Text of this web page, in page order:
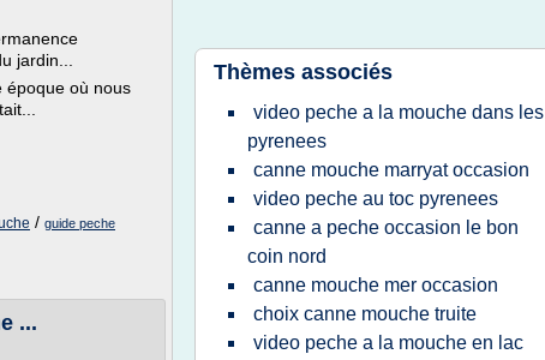
jardin...
époque où nous
/ guide peche
...
Thèmes associés
video peche a la mouche dans les
pyrenees
canne mouche marryat occasion
video peche au toc pyrenees
canne a peche occasion le bon
coin nord
canne mouche mer occasion
choix canne mouche truite
video peche a la mouche en lac